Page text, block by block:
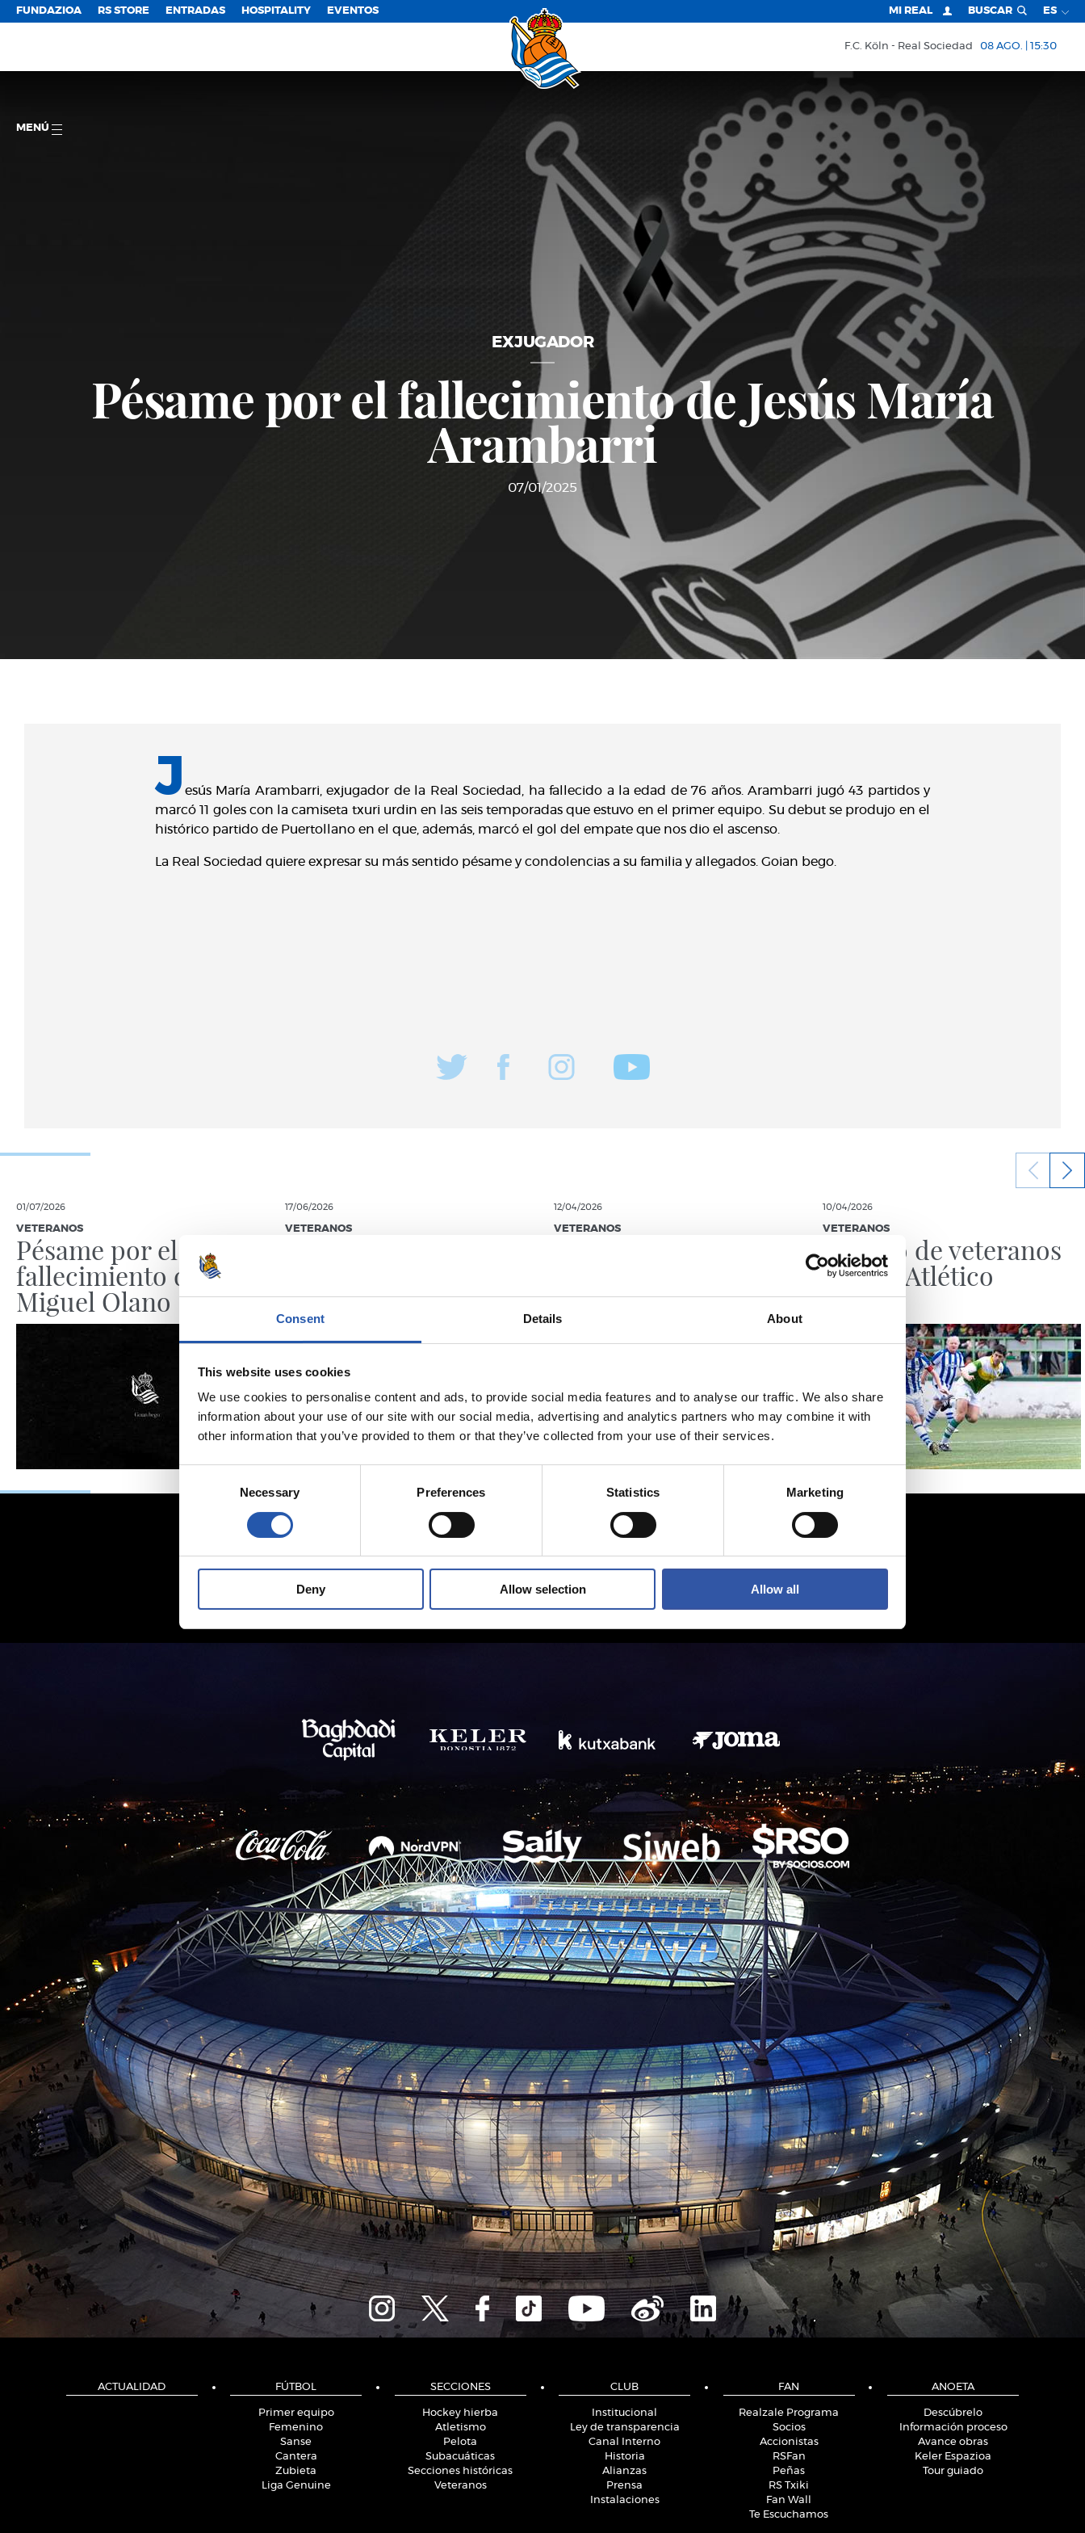
Consent Details About
This website uses cookies
We use cookies to personalise content and ads, to provide social media features and to analyse our traffic. We also share
information about your use of our site with our social media, advertising and analytics partners who may combine it with
other information that you’ve provided to them or that they’ve collected from your use of their services.
Consent
Selection
Necessary Preferences Statistics Marketing
Deny Allow selection Allow all
FUNDAZIOA RS STORE ENTRADAS HOSPITALITY EVENTOS MI REAL BUSCAR ES
F.C. Köln Real Sociedad 08 AGO. | 15:30
MENÚ
EXJUGADOR
Pésame por el fallecimiento de Jesús María
Arambarri
07/01/2025
J esús María Arambarri, exjugador de la Real Sociedad, ha fallecido a la edad de 76 años. Arambarri jugó 43 partidos y
marcó 11 goles con la camiseta txuri urdin en las seis temporadas que estuvo en el primer equipo. Su debut se produjo en el
histórico partido de Puertollano en el que, además, marcó el gol del empate que nos dio el ascenso.
La Real Sociedad quiere expresar su más sentido pésame y condolencias a su familia y allegados. Goian bego.
01/07/2026
VETERANOS
Pésame por el
fallecimiento de José
Miguel Olano
17/06/2026
VETERANOS
12/04/2026
VETERANOS
atrás
10/04/2026
VETERANOS
Partido de veteranos
ante el Atlético
ACTUALIDAD FÚTBOL
Primer equipo
Femenino
Sanse
Cantera
Zubieta
Liga Genuine
SECCIONES
Hockey hierba
Atletismo
Pelota
Subacuáticas
Secciones históricas
Veteranos
CLUB
Institucional
Ley de transparencia
Canal Interno
Historia
Alianzas
Prensa
Instalaciones
FAN
Realzale Programa
Socios
Accionistas
RSFan
Peñas
RS Txiki
Fan Wall
Te Escuchamos
ANOETA
Descúbrelo
Información proceso
Avance obras
Keler Espazioa
Tour guiado